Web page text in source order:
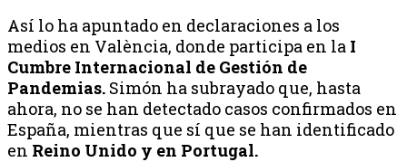
Así lo ha apuntado en declaraciones a los
medios en València, donde participa en la I
Cumbre Internacional de Gestión de
Pandemias. Simón ha subrayado que, hasta
ahora, no se han detectado casos confirmados en
España, mientras que sí que se han identificado
en Reino Unido y en Portugal.